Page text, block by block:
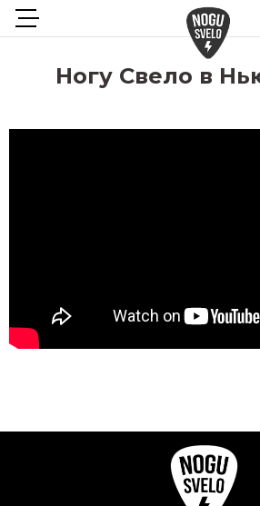
Ногу Свело в